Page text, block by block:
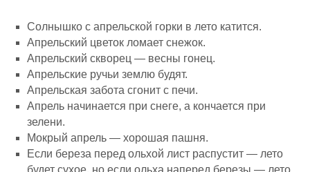
Солнышко с апрельской горки в лето катится.
Апрельский цветок ломает снежок.
Апрельский скворец — весны гонец.
Апрельские ручьи землю будят.
Апрельская забота сгонит с печи.
Апрель начинается при снеге, а кончается при
зелени.
Мокрый апрель — хорошая пашня.
Если береза перед ольхой лист распустит — лето
будет сухое, но если ольха наперед березы — лето